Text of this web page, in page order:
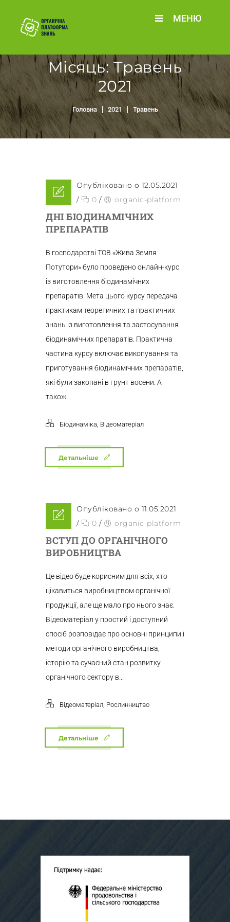
МЕНЮ
Місяць: Травень
2021
Головна 2021 Травень
Опубліковано о 12.05.2021
/
0 / organic-platform
ДНІ БІОДИНАМІЧНИХ
ПРЕПАРАТІВ
В господарстві ТОВ «Жива Земля
Потутори» було проведено онлайн-курс
із виготовлення біодинамічних
препаратів. Мета цього курсу передача
практикам теоретичних та практичних
знань із виготовлення та застосування
біодинамічних препаратів. Практична
частина курсу включає викопування та
приготування біодинамічних препаратів,
які були закопані в грунт восени. А
також...
Біодинаміка Відеоматеріал
Детальніше
Опубліковано о 11.05.2021
/
0 / organic-platform
ВСТУП ДО ОРГАНІЧНОГО
ВИРОБНИЦТВА
Це відео буде корисним для всіх, хто
цікавиться виробництвом органічної
продукції, але ще мало про нього знає.
Відеоматеріал у простий і доступний
спосіб розповідає про основні принципи і
методи органічного виробництва,
історію та сучасний стан розвитку
органічного сектору в...
Відеоматеріал Рослинництво
Детальніше